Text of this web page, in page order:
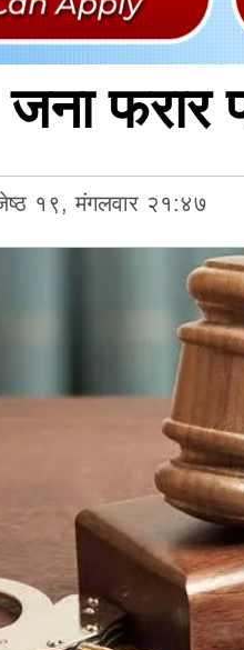
फरार
१९, मंगलवार २१:४७